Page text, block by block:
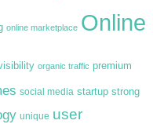
online marketplace Online
organic traffic premium
social media startup strong
unique user